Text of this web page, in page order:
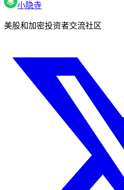
小隐寺
美股和加密投资者交流社区